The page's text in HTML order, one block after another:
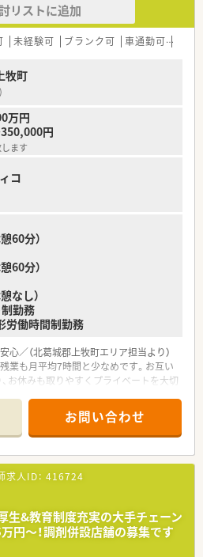
リストに追加
未経験可 ブランク可 車通勤可
牧町
万円
円
ます
コ
60分）
60分）
なし）
勤務
労働時間制勤務
心／（北葛城郡上牧町エリア担当より）
業も月平均7時間と少なめです。お互い
お休みも取りやすくプライベートを大切
いて】
山線の志都美駅から車で約6分に位置
便利な職場環境です。
ら耳鼻科と内科の処方箋をメインに、1
応需しています。
しており、常に複数名で対応する手厚
でも安心できる環境です。
お問い合わせ
求人ID： 416724
生&教育制度充実の大手チェーン
～！調剤併設店舗の募集です